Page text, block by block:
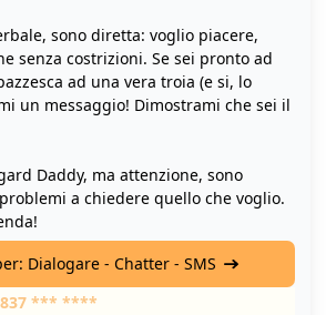
sono diretta: voglio piacere,
senza costrizioni. Se sei pronto ad
ad una vera troia (e si, lo
un messaggio! Dimostrami che sei il
Daddy, ma attenzione, sono
a chiedere quello che voglio.
Dialogare - Chatter - SMS
837 *** ****